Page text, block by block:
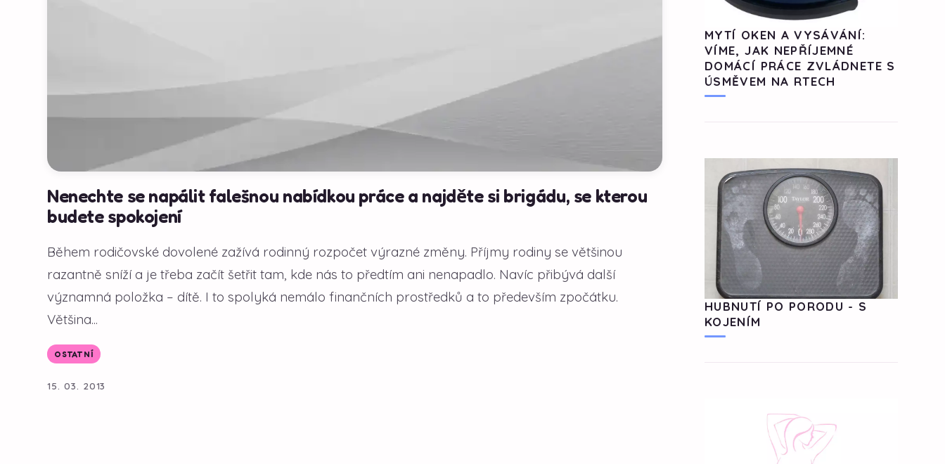
Nenechte se napálit falešnou nabídkou práce a najděte si brigádu, se kterou
budete spokojení
Během rodičovské dovolené zažívá rodinný rozpočet výrazné změny. Příjmy rodiny se většinou
razantně sníží a je třeba začít šetřit tam, kde nás to předtím ani nenapadlo. Navíc přibývá další
významná položka – dítě. I to spolyká nemálo finančních prostředků a to především zpočátku.
Většina...
OSTATNÍ
15. 03. 2013
MYTÍ OKEN A VYSÁVÁNÍ:
VÍME, JAK NEPŘÍJEMNÉ
DOMÁCÍ PRÁCE ZVLÁDNETE S
ÚSMĚVEM NA RTECH
HUBNUTÍ PO PORODU - S
KOJENÍM